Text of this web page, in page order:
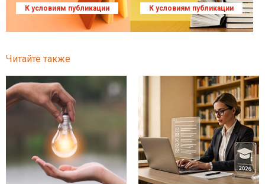
К условиям публикации К условиям публикации
Читайте также